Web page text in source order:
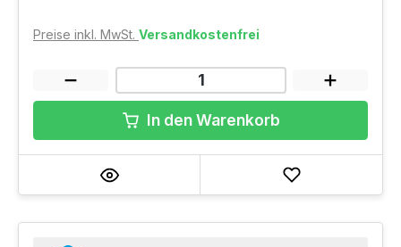
Preise inkl. MwSt. Versandkostenfrei
In den Warenkorb